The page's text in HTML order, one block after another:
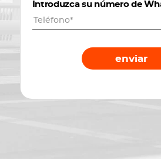
Introduzca su número de
enviar